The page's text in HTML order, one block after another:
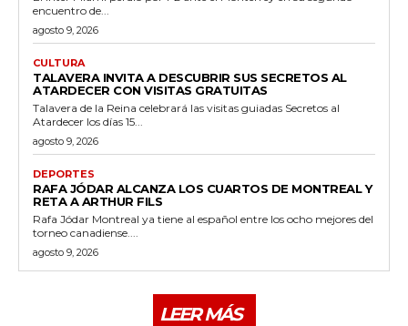
encuentro de...
agosto 9, 2026
CULTURA
TALAVERA INVITA A DESCUBRIR SUS SECRETOS AL
ATARDECER CON VISITAS GRATUITAS
Talavera de la Reina celebrará las visitas guiadas Secretos al
Atardecer los días 15...
agosto 9, 2026
DEPORTES
RAFA JÓDAR ALCANZA LOS CUARTOS DE MONTREAL Y
RETA A ARTHUR FILS
Rafa Jódar Montreal ya tiene al español entre los ocho mejores del
torneo canadiense....
agosto 9, 2026
LEER MÁS